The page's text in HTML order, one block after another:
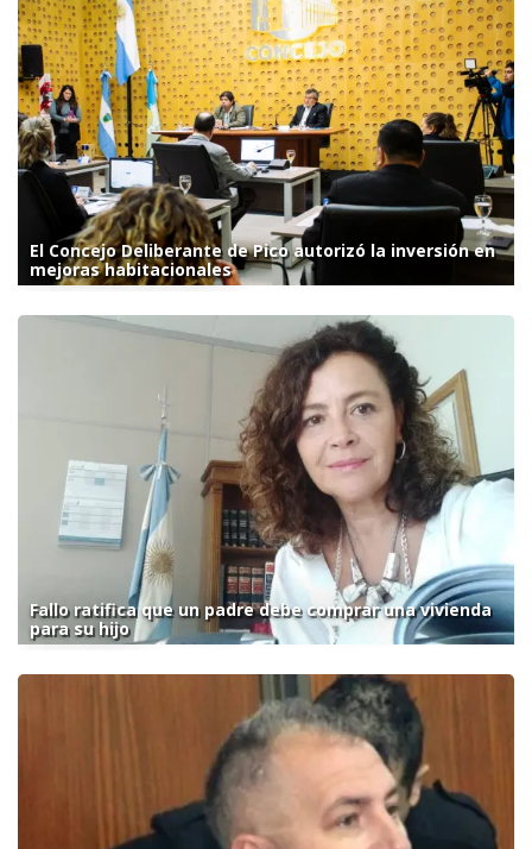
El Concejo Deliberante de Pico autorizó la inversión en
mejoras habitacionales
Fallo ratifica que un padre debe comprar una vivienda
para su hijo